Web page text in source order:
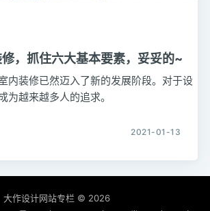
，抓住六大基本要素，妥妥的~
内装修已然迈入了新的发展阶段。对于设
为越来越多人的追求。
2021-01-13
大作设计网站专栏 © 2026